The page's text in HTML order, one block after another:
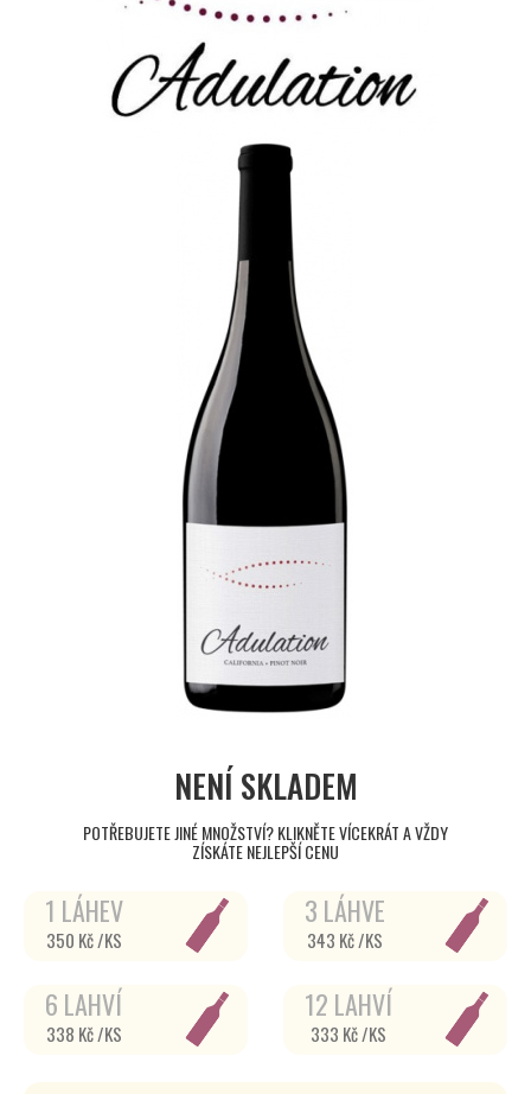
NENÍ SKLADEM
POTŘEBUJETE JINÉ MNOŽSTVÍ? KLIKNĚTE VÍCEKRÁT A VŽDY
ZÍSKÁTE NEJLEPŠÍ CENU
1 LÁHEV
350 Kč /KS
3 LÁHVE
343 Kč /KS
6 LAHVÍ
338 Kč /KS
12 LAHVÍ
333 Kč /KS